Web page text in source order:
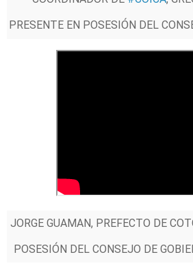
PRESENTE EN POSESIÓN DEL
LA#CONAIE
JORGE GUAMAN, PREFECTO DE
POSESIÓN DEL CONSEJO DE